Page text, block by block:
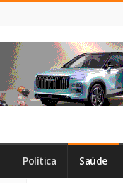
Política Saúde